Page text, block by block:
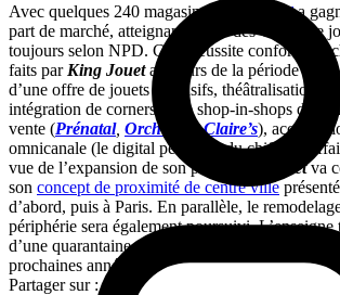
Avec quelques 240 magasins,
King Joueta
part de marché, atteignant 9,3 % des ventes de
toujours selon NPD. Cette réussite conforte les
faits par King Jouetau cours de la période
d’une offre de jouets exclusifs, théâtralisation
intégration de corners et de shop-in-shops dans
vente (Prénatal, Orchestr ,Claire’s),
omnicanale (le digital pèse 1 % du chiffre
vue de l’expansion de son parc,
King Jouetva
son concept de proximité de centre ville
d’abord, puis à Paris. En parallèle, le
périphérie sera également poursuivi. L’enseigne
d’une quarantaine de nouveaux magasins au
prochaines années.
Partager sur :